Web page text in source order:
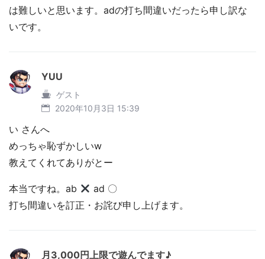
は難しいと思います。adの打ち間違いだったら申し訳な
いです。
YUU
ゲスト
2020年10月3日 15:39
い さんへ
めっちゃ恥ずかしいw
教えてくれてありがとー
本当ですね。ab
ad 〇
打ち間違いを訂正・お詫び申し上げます。
月3,000円上限で遊んでます♪